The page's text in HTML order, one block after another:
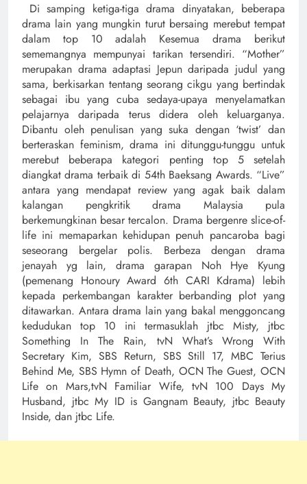
Di samping ketiga-tiga drama dinyatakan, beberapa
drama lain yang mungkin turut bersaing merebut tempat
dalam top 10 adalah Kesemua drama berikut
sememangnya mempunyai tarikan tersendiri. “Mother”
merupakan drama adaptasi Jepun daripada judul yang
sama, berkisarkan tentang seorang cikgu yang bertindak
sebagai ibu yang cuba sedaya-upaya menyelamatkan
pelajarnya daripada terus didera oleh keluarganya.
Dibantu oleh penulisan yang suka dengan ‘twist’ dan
berteraskan feminism, drama ini ditunggu-tunggu untuk
merebut beberapa kategori penting top 5 setelah
diangkat drama terbaik di 54th Baeksang Awards. “Live”
antara yang mendapat review yang agak baik dalam
kalangan pengkritik drama Malaysia pula
berkemungkinan besar tercalon. Drama bergenre slice-of-
life ini memaparkankehidupan penuh pancaroba bagi
seseorang bergelar polis. Berbeza dengan drama
jenayah yg lain, drama garapan Noh Hye Kyung
(pemenang Honoury Award 6th CARI Kdrama) lebih
kepada perkembangan karakter berbanding plot yang
ditawarkan. Antara drama lain yang bakal menggoncang
kedudukan top 10 ini termasuklah jtbc Misty, jtbc
Something In The Rain, tvN What’s Wrong With
Secretary Kim, SBS Return, SBS Still 17, MBC Terius
Behind Me, SBS Hymn of Death, OCN The Guest, OCN
Life on Mars,tvN Familiar Wife, tvN 100 Days My
Husband, jtbc My ID is Gangnam Beauty, jtbc Beauty
Inside, dan jtbc Life.